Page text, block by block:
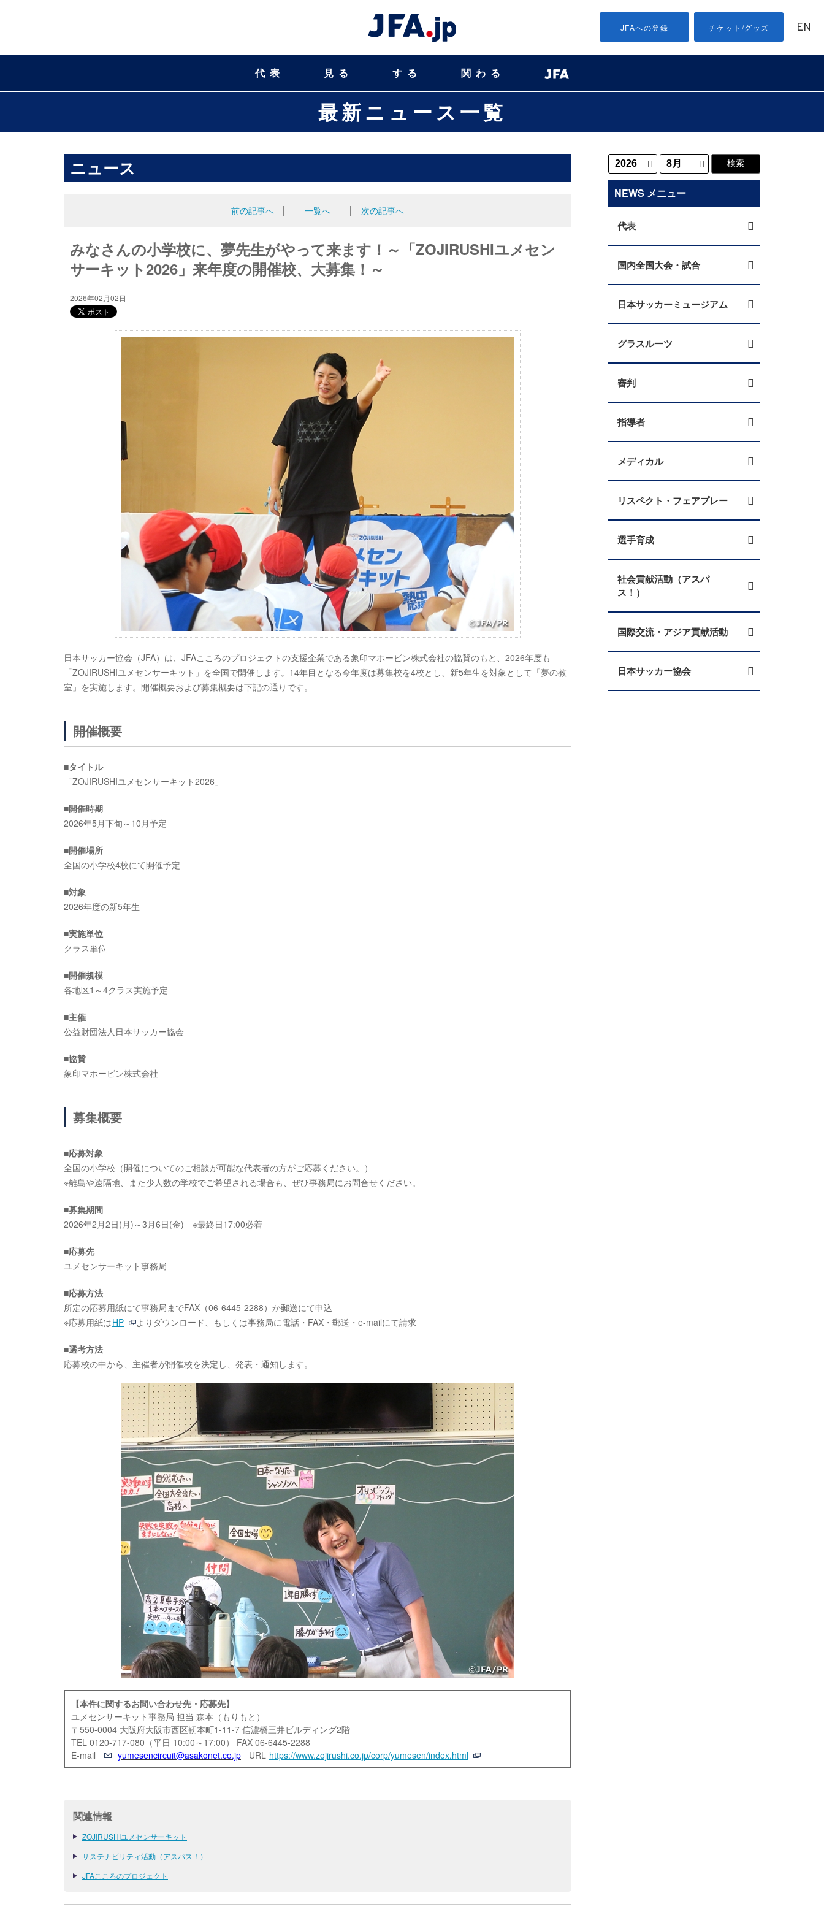
JFAへの登録 チケット/グッズ EN
代表 見る する 関わる
最新ニュース一覧
ニュース
前の記事へ│ 一覧へ 次の記事へ
みなさんの小学校に、夢先生がやって来ます！～「ZOJIRUSHIユメセン
サーキット2026」来年度の開催校、大募集！～
2026年02月02日
日本サッカー協会（JFA）は、JFAこころのプロジェクトの支援企業である象印マホービン株式会社の協賛のもと、2026年度も
「ZOJIRUSHIユメセンサーキット」を全国で開催します。14年目となる今年度は募集校を4校とし、新5年生を対象として「夢の教
室」を実施します。開催概要および募集概要は下記の通りです。
開催概要
■タイトル
「ZOJIRUSHIユメセンサーキット2026」
■開催時期
2026年5月下旬～10月予定
■開催場所
全国の小学校4校にて開催予定
■対象
2026年度の新5年生
■実施単位
クラス単位
■開催規模
各地区1～4クラス実施予定
■主催
公益財団法人日本サッカー協会
■協賛
象印マホービン株式会社
募集概要
■応募対象
全国の小学校（開催についてのご相談が可能な代表者の方がご応募ください。）
※離島や遠隔地、また少人数の学校でご希望される場合も、ぜひ事務局にお問合せください。
■募集期間
2026年2月2日(月)～3月6日(金) ※最終日17:00必着
■応募先
ユメセンサーキット事務局
■応募方法
所定の応募用紙にて事務局までFAX（06-6445-2288）か郵送にて申込
※応募用紙はHP よりダウンロード、もしくは事務局に電話・FAX・郵送・e-mailにて請求
■選考方法
応募校の中から、主催者が開催校を決定し、発表・通知します。
【本件に関するお問い合わせ先・応募先】
ユメセンサーキット事務局 担当 森本（もりもと）
〒550-0004 大阪府大阪市西区靭本町1-11-7 信濃橋三井ビルディング2階
TEL 0120-717-080（平日 10:00～17:00） FAX 06-6445-2288
E-mail
yumesencircuit@asakonet.co.jp URL https://www.zojirushi.co.jp/corp/yumesen/index.html
関連情報
ZOJIRUSHIユメセンサーキット
サステナビリティ活動（アスパス！）
JFAこころのプロジェクト
NEWS メニュー
代表
国内全国大会・試合
日本サッカーミュージアム
グラスルーツ
審判
指導者
メディカル
リスペクト・フェアプレー
選手育成
社会貢献活動（アスパ
ス！）
国際交流・アジア貢献活動
日本サッカー協会